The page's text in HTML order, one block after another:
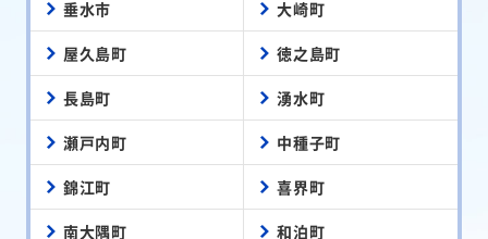
垂水市 大崎町
屋久島町 徳之島町
長島町 湧水町
瀬戸内町 中種子町
錦江町 喜界町
南大隅町 和泊町